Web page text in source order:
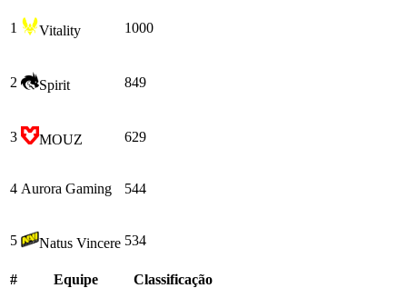
1 Vitality 1000
2 Spirit 849
3 MOUZ 629
4 Aurora Gaming 544
5 Natus Vincere 534
# Equipe Сlassificação